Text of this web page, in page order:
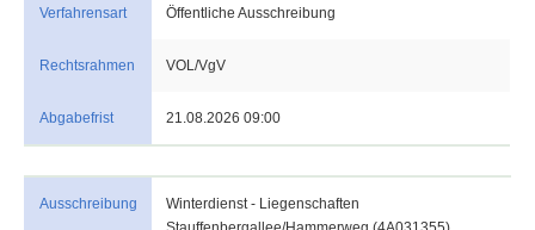
Verfahrensart Öffentliche Ausschreibung
Rechtsrahmen VOL/VgV
Abgabefrist 21.08.2026 09:00
Ausschreibung
Winterdienst - Liegenschaften